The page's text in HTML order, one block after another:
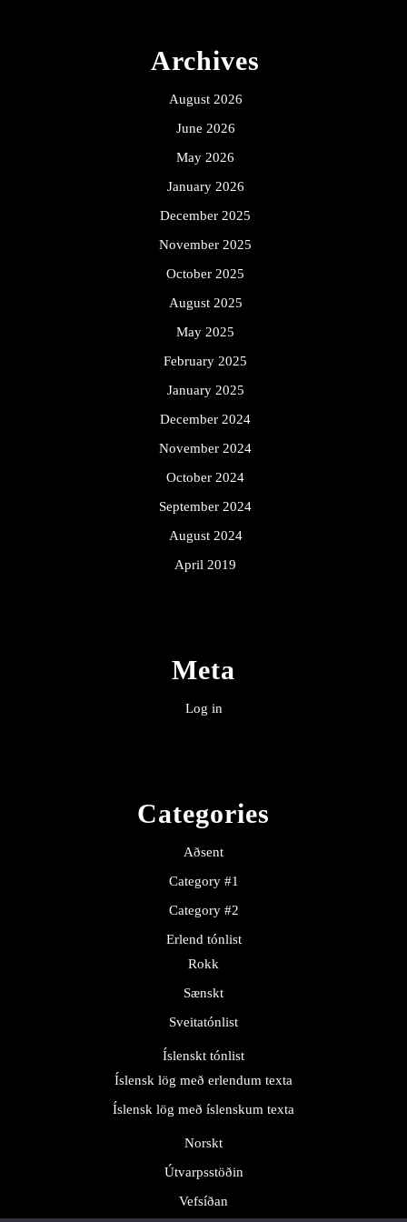
Archives
August 2026
June 2026
May 2026
January 2026
December 2025
November 2025
October 2025
August 2025
May 2025
February 2025
January 2025
December 2024
November 2024
October 2024
September 2024
August 2024
April 2019
Meta
Log in
Categories
Aðsent
Category #1
Category #2
Erlend tónlist
Rokk
Sænskt
Sveitatónlist
Íslenskt tónlist
Íslensk lög með erlendum texta
Íslensk lög með íslenskum texta
Norskt
Útvarpsstöðin
Vefsíðan